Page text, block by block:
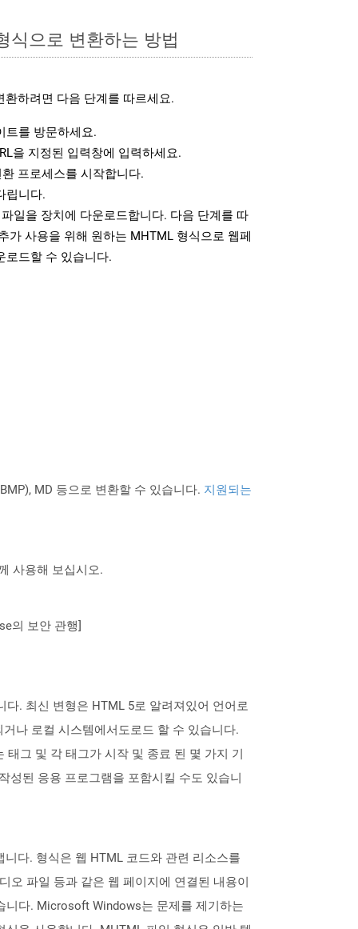
식으로 변환하는 방법
하려면 다음 단계를 따르세요.
트를 방문하세요.
을 지정된 입력창에 입력하세요.
프로세스를 시작합니다.
립니다.
일을 장치에 다운로드합니다. 다음 단계를 따
가 사용을 위해 원하는 MHTML 형식으로 웹페
로드할 수 있습니다.
MD 등으로 변환할 수 있습니다. 지원되는
사용해 보십시오.
의 보안 관행]
. 최신 변형은 HTML 5로 알려져있어 언어로
나 로컬 시스템에서도로드 할 수 있습니다.
그 및 각 태그가 시작 및 종료 된 몇 가지 기
성된 응용 프로그램을 포함시킬 수도 있습니
다. 형식은 웹 HTML 코드와 관련 리소스를
오 파일 등과 같은 웹 페이지에 연결된 내용이
니다. Microsoft Windows는 문제를 제기하는